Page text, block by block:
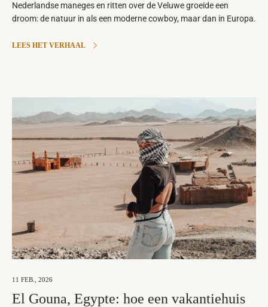
Nederlandse maneges en ritten over de Veluwe groeide een
droom: de natuur in als een moderne cowboy, maar dan in Europa.
LEES HET VERHAAL
11 FEB., 2026
El Gouna, Egypte: hoe een vakantiehuis